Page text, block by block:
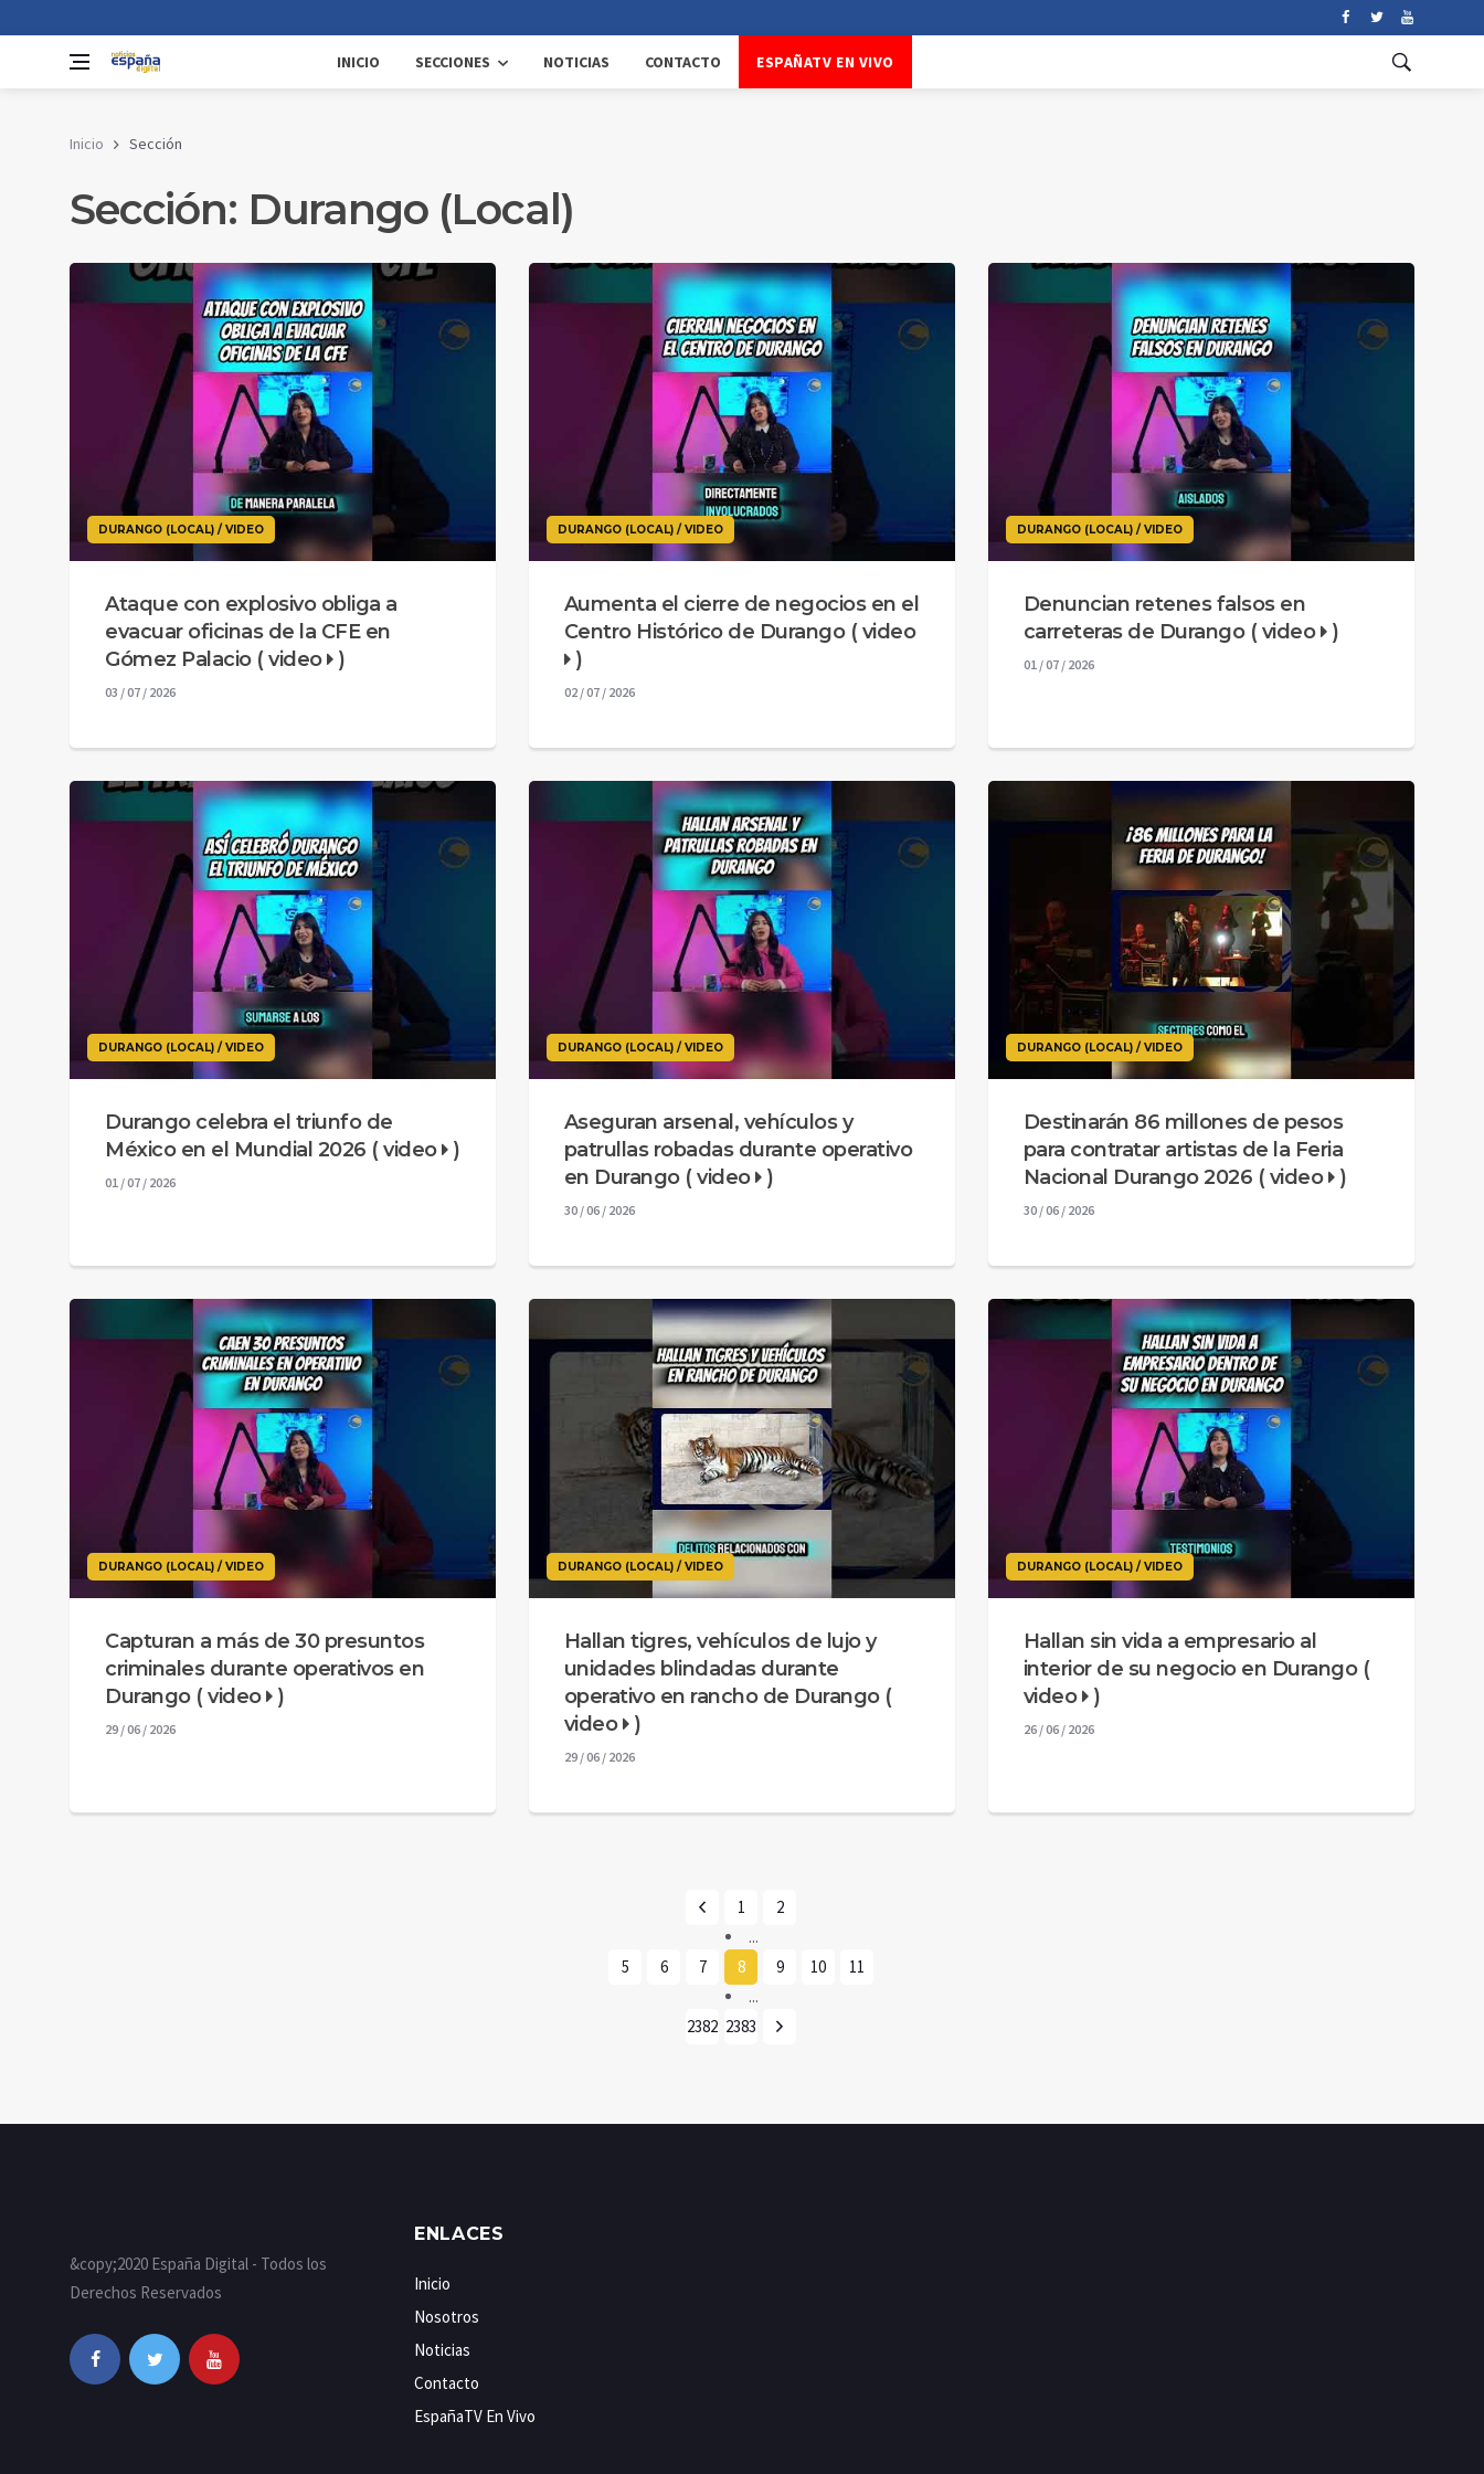
INICIO SECCIONES NOTICIAS CONTACTO ESPAÑATV EN VIVO
Inicio Sección
Sección: Durango (Local)
DURANGO (LOCAL) / VIDEO
Ataque con explosivo obliga a
evacuar oficinas de la CFE en
Gómez Palacio ( video )
03 / 07 / 2026
DURANGO (LOCAL) / VIDEO
Aumenta el cierre de negocios en el
Centro Histórico de Durango ( video
)
02 / 07 / 2026
DURANGO (LOCAL) / VIDEO
Denuncian retenes falsos en
carreteras de Durango ( video )
01 / 07 / 2026
DURANGO (LOCAL) / VIDEO
Durango celebra el triunfo de
México en el Mundial 2026 ( video )
01 / 07 / 2026
DURANGO (LOCAL) / VIDEO
Aseguran arsenal, vehículos y
patrullas robadas durante operativo
en Durango ( video )
30 / 06 / 2026
DURANGO (LOCAL) / VIDEO
Destinarán 86 millones de pesos
para contratar artistas de la Feria
Nacional Durango 2026 ( video )
30 / 06 / 2026
DURANGO (LOCAL) / VIDEO
Capturan a más de 30 presuntos
criminales durante operativos en
Durango ( video )
29 / 06 / 2026
DURANGO (LOCAL) / VIDEO
Hallan tigres, vehículos de lujo y
unidades blindadas durante
operativo en rancho de Durango (
video )
29 / 06 / 2026
DURANGO (LOCAL) / VIDEO
Hallan sin vida a empresario al
interior de su negocio en Durango (
video )
26 / 06 / 2026
1
2
...
5
6 7 8 9 10
11
...
2382 2383
&copy;2020 España Digital - Todos los
Derechos Reservados
ENLACES
Inicio
Nosotros
Noticias
Contacto
EspañaTV En Vivo